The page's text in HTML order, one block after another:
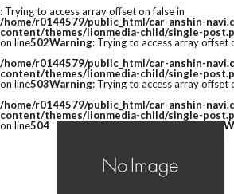
: Trying to access array offset on false in
/home/r0144579/public_html/car-anshin-
content/themes/lionmedia-child/single-
on line502Warning: Trying to access array offset
/home/r0144579/public_html/car-anshin-
content/themes/lionmedia-child/single-
on line503Warning: Trying to access array offset
/home/r0144579/public_html/car-anshin-
content/themes/lionmedia-child/single-
on line504